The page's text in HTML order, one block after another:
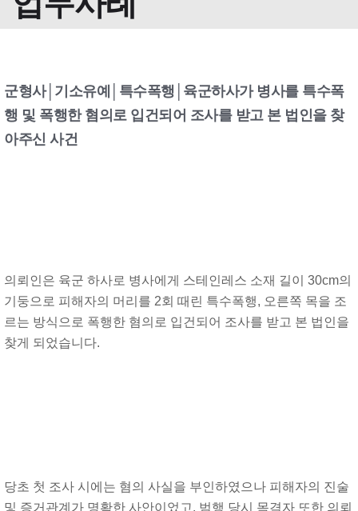
군형사│기소유예│특수폭행│육군하사가 병사를 특수폭
행 및 폭행한 혐의로 입건되어 조사를 받고 본 법인을 찾
아주신 사건
의뢰인은 육군 하사로 병사에게 스테인레스 소재 길이 30cm의
기둥으로 피해자의 머리를 2회 때린 특수폭행, 오른쪽 목을 조
르는 방식으로 폭행한 혐의로 입건되어 조사를 받고 본 법인을
찾게 되었습니다.
당초 첫 조사 시에는 혐의 사실을 부인하였으나 피해자의 진술
및 증거관계가 명확한 사안이었고, 범행 당시 목격자 또한 의뢰